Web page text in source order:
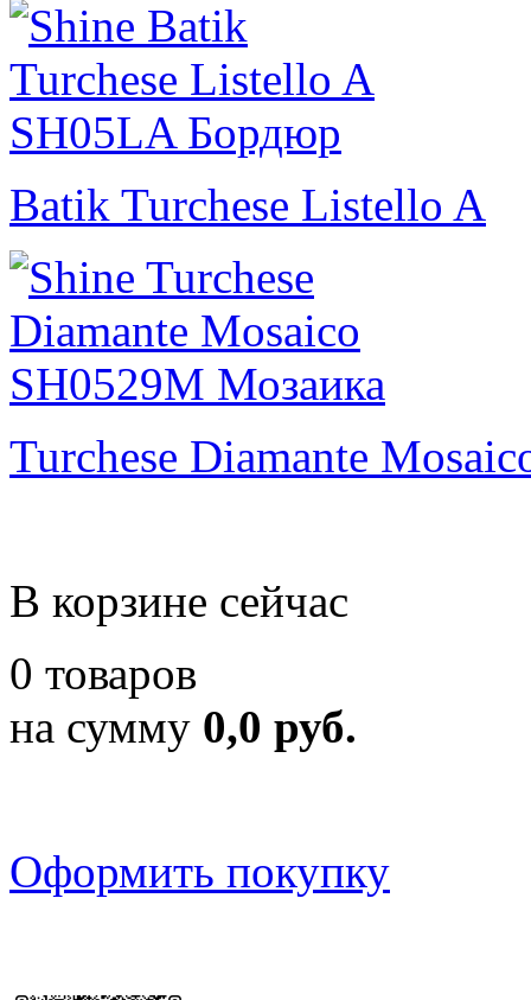
Batik Turchese Listello A
Turchese Diamante
В корзине сейчас
0 товаров
на сумму 0,0 руб.
Оформить покупку